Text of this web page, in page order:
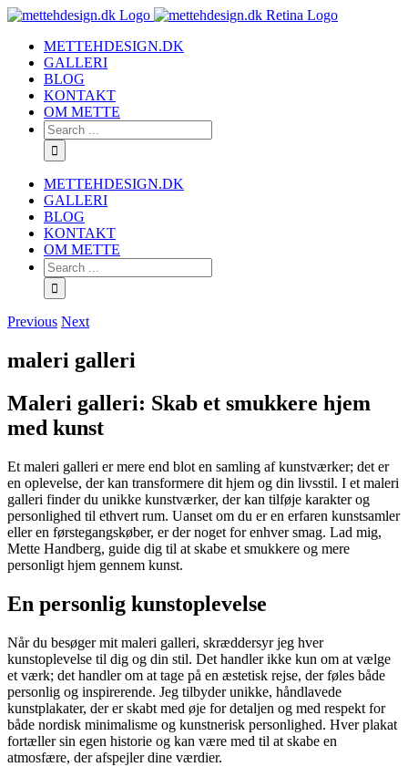
METTEHDESIGN.DK
GALLERI
BLOG
KONTAKT
OM METTE
METTEHDESIGN.DK
GALLERI
BLOG
KONTAKT
OM METTE
Previous Next
maleri galleri
Maleri galleri: Skab et smukkere hjem
med kunst
Et maleri galleri er mere end blot en samling af kunstværker; det er
en oplevelse, der kan transformere dit hjem og din livsstil. I et maleri
galleri finder du unikke kunstværker, der kan tilføje karakter og
personlighed til ethvert rum. Uanset om du er en erfaren kunstsamler
eller en førstegangskøber, er der noget for enhver smag. Lad mig,
Mette Handberg, guide dig til at skabe et smukkere og mere
personligt hjem gennem kunst.
En personlig kunstoplevelse
Når du besøger mit maleri galleri, skræddersyr jeg hver
kunstoplevelse til dig og din stil. Det handler ikke kun om at vælge
et værk; det handler om at tage på en æstetisk rejse, der føles både
personlig og inspirerende. Jeg tilbyder unikke, håndlavede
kunstplakater, der er skabt med øje for detaljen og med respekt for
både nordisk minimalisme og kunstnerisk personlighed. Hver plakat
fortæller sin egen historie og kan være med til at skabe en
atmosfære, der afspejler dine værdier.